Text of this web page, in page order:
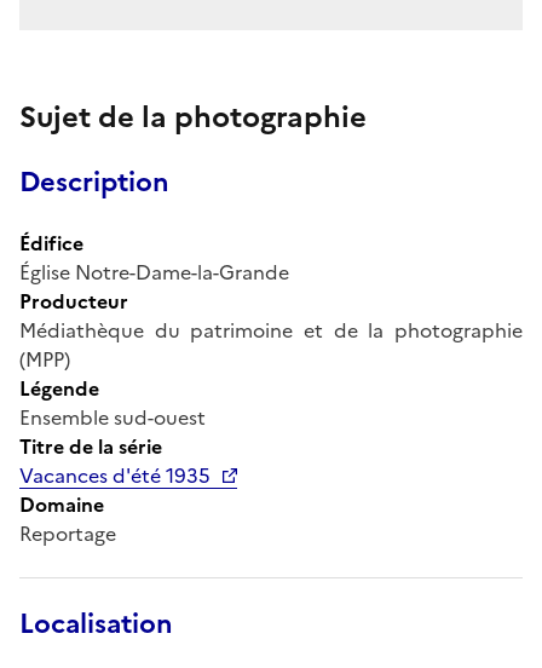
Sujet de la photographie
Description
Édifice
Église Notre-Dame-la-Grande
Producteur
Médiathèque du patrimoine et de la photographie
(MPP)
Légende
Ensemble sud-ouest
Titre de la série
Vacances d'été 1935
Domaine
Reportage
Localisation